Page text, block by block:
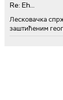
Re: Eh...
Лесковачка
заштићеним